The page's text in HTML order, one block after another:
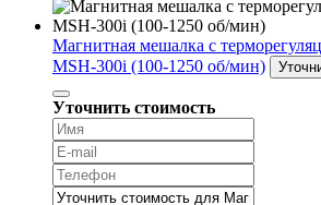
Магнитная мешалка с
MSH-300i (100-1250 об/мин)
Уточнить стоимость